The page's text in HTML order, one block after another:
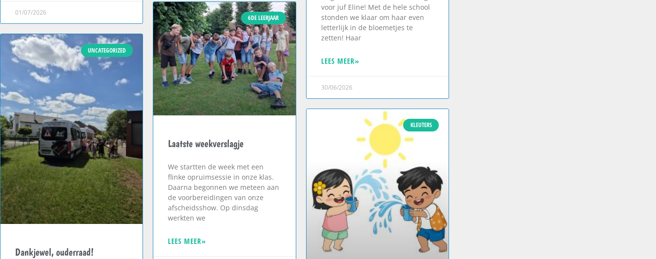
01/07/2026
voor juf Eline! Met de hele school
stonden we klaar om haar even
letterlijk in de bloemetjes te
zetten! Haar
LEES MEER»
30/06/2026
UNCATEGORIZED
Dankjewel, ouderraad!
6DE LEERJAAR
Laatste weekverslagje
We startten de week met een
flinke opruimsessie in onze klas.
Daarna begonnen we meteen aan
de voorbereidingen van onze
afscheidsshow. Op dinsdag
werkten we
LEES MEER»
KLEUTERS